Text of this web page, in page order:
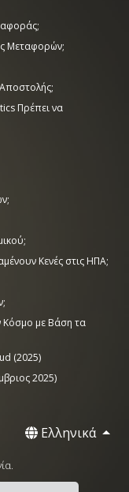
Μεταφορών;
Πρέπει να
Κενές στις ΗΠΑ;
Κόσμο με Βάση τα
(2025)
2025)
Ελληνικά